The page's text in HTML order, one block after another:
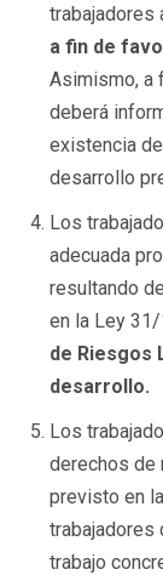
trabajadores
a fin de
Asimismo, a
deberá
existencia
desarrollo
Los
adecuada
resultando
en la Ley
de Riesgos
desarrollo.
Los
derechos de
previsto en
trabajadores
trabajo